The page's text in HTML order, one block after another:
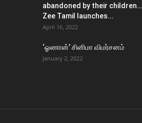
abandoned by their children…
Zee Tamil launches...
April 16, 2022
‘ஓணான்’ சினிமா விமர்சனம்
January 2, 2022